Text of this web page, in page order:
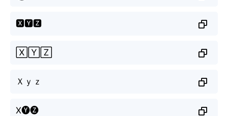
🆇🆈🆉
🅇🅈🅉
Ｘｙｚ
X🅨🅩